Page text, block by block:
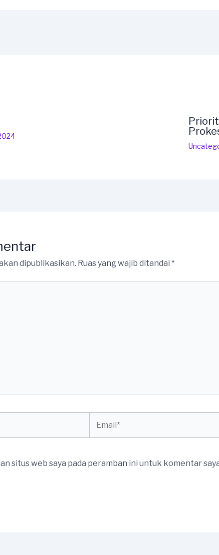
dipublikasikan. Ruas yang wajib ditandai *
situs web saya pada peramban ini untuk komentar